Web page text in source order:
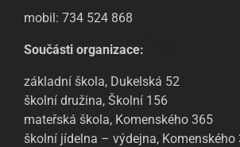
mobil: 734 524 868
Součásti organizace:
základní škola, Dukelská 52
školní družina, Školní 156
mateřská škola, Komenského 365
školní jídelna – výdejna, Komenského